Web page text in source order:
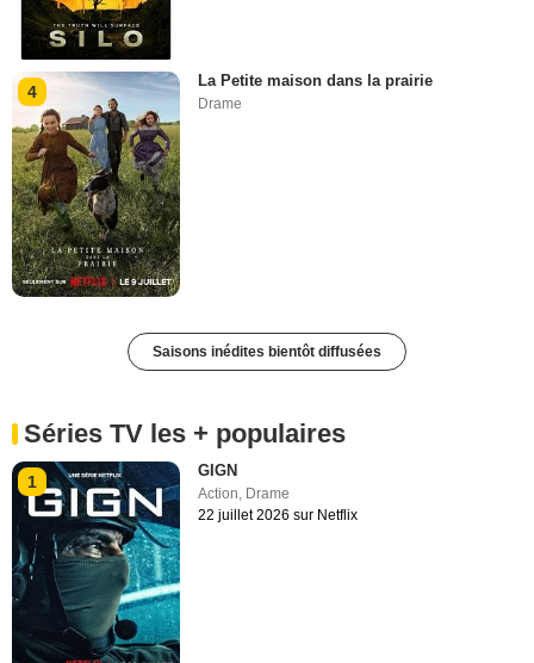
4
La Petite maison dans la prairie
Drame
Saisons inédites bientôt diffusées
Séries TV les + populaires
1
GIGN
Action Drame
22 juillet 2026 sur Netflix